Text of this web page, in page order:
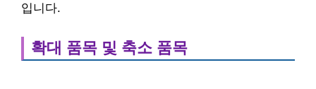
입니다.
확대 품목 및 축소 품목